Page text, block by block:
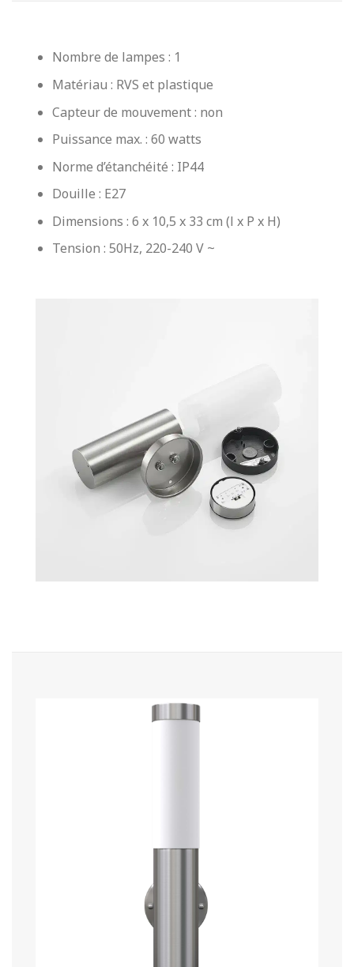
Nombre de lampes : 1
Matériau : RVS et plastique
Capteur de mouvement : non
Puissance max. : 60 watts
Norme d’étanchéité : IP44
Douille : E27
Dimensions : 6 x 10,5 x 33 cm (l x P x H)
Tension : 50Hz, 220-240 V ~